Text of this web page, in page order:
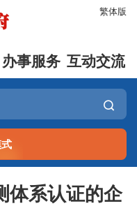
繁体版
办事服务 互动交流
体系认证的企